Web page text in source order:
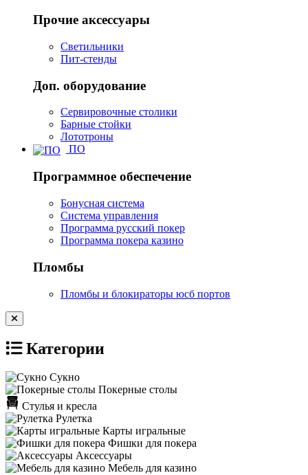
Прочие аксессуары
Светильники
Пит-стенды
Доп. оборудование
Сервировочные столики
Барные стойки
Лототроны
ПО
Программное обеспечение
Бонусная система
Система управления
Программа русский покер
Программа покера казино
Пломбы
Пломбы и блокираторы юсб портов
Категории
Сукно
Покерные столы
Стулья и кресла
Рулетка
Карты игральные
Фишки для покера
Аксессуары
Мебель для казино